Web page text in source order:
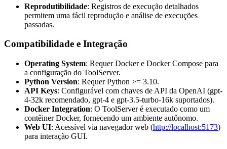
Reprodutibilidade: Registros de execução detalhados
permitem uma fácil reprodução e análise de execuções
passadas.
Compatibilidade e Integração
Operating System: Requer Docker e Docker Compose para
a configuração do ToolServer.
Python Version: Requer Python >= 3.10.
API Keys: Configurável com chaves de API da OpenAI (gpt-
4-32k recomendado, gpt-4 e gpt-3.5-turbo-16k suportados).
Docker Integration: O ToolServer é executado como um
contêiner Docker, fornecendo um ambiente autônomo.
Web UI: Acessível via navegador web (http://localhost:5173)
para interação GUI.